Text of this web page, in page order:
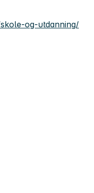
og-utdanning/